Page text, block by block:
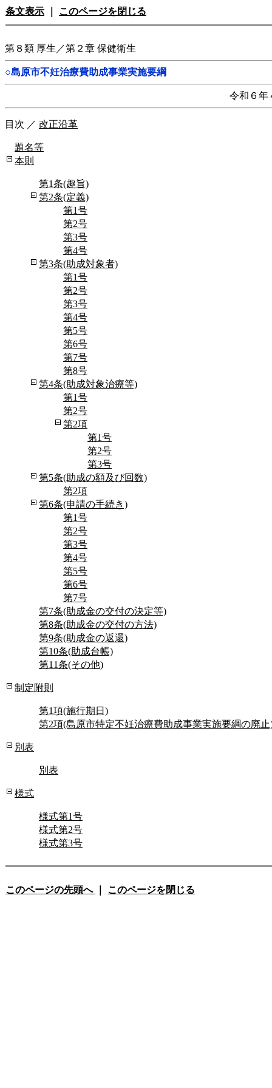
条文表示 このページを閉じる
第８類 厚生／第２章 保健衛生
○島原市不妊治療費助成事業実施要綱
令和６年
目次 ／ 改正沿革
題名等
本則
第1条(趣旨)
第2条(定義)
第1号
第2号
第3号
第4号
第3条(助成対象者)
第1号
第2号
第3号
第4号
第5号
第6号
第7号
第8号
第4条(助成対象治療等)
第1号
第2号
第2項
第1号
第2号
第3号
第5条(助成の額及び回数)
第2項
第6条(申請の手続き)
第1号
第2号
第3号
第4号
第5号
第6号
第7号
第7条(助成金の交付の決定等)
第8条(助成金の交付の方法)
第9条(助成金の返還)
第10条(助成台帳)
第11条(その他)
制定附則
第1項(施行期日)
第2項(島原市特定不妊治療費助成事業実施要綱の廃止
別表
別表
様式
様式第1号
様式第2号
様式第3号
このページの先頭へ このページを閉じる